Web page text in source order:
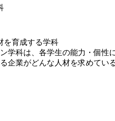
を育成する学科
学科は、各学生の能力・個
企業がどんな人材を求めてい